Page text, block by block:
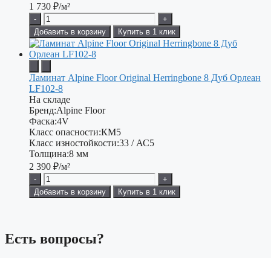
1 730 ₽/м²
-
+
Добавить в корзину
Купить в 1 клик
Ламинат Alpine Floor Original Herringbone 8 Дуб Орлеан
LF102-8
На складе
Бренд:Alpine Floor
Фаска:4V
Класс опасности:КМ5
Класс изностойкости:33 / АС5
Толщина:8 мм
2 390 ₽/м²
-
+
Добавить в корзину
Купить в 1 клик
Есть вопросы?